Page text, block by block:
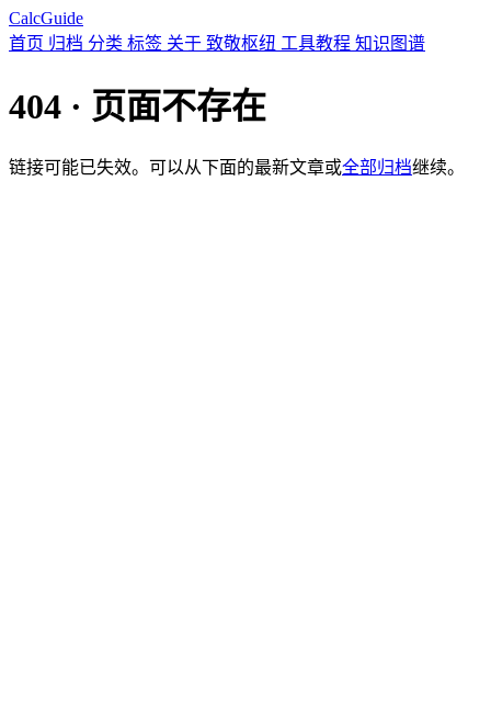
CalcGuide
首页 归档 分类 标签 关于 致敬枢纽 工具教程 知识图谱
404 · 页面不存在
链接可能已失效。可以从下面的最新文章或全部归档继续。